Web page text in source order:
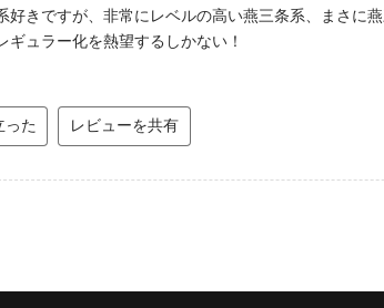
好きですが、非常にレベルの高い燕三条系、まさに
ギュラー化を熱望するしかない！
った レビューを共有